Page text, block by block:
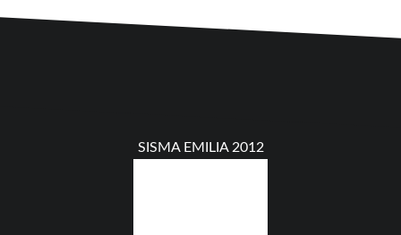
SISMA EMILIA 2012